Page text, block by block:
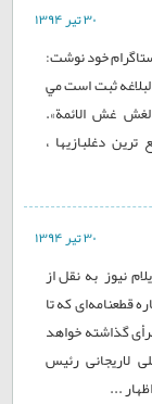
۳۰ تير ۱۳۹۴
خود نوشت:
ثبت است مي
غش الائمة».
دغلبازيها ،
۳۰ تير ۱۳۹۴
نیوز به نقل از
قطعنامه‌ای که تا
گذاشته خواهد
لاریجانی رئیس
...